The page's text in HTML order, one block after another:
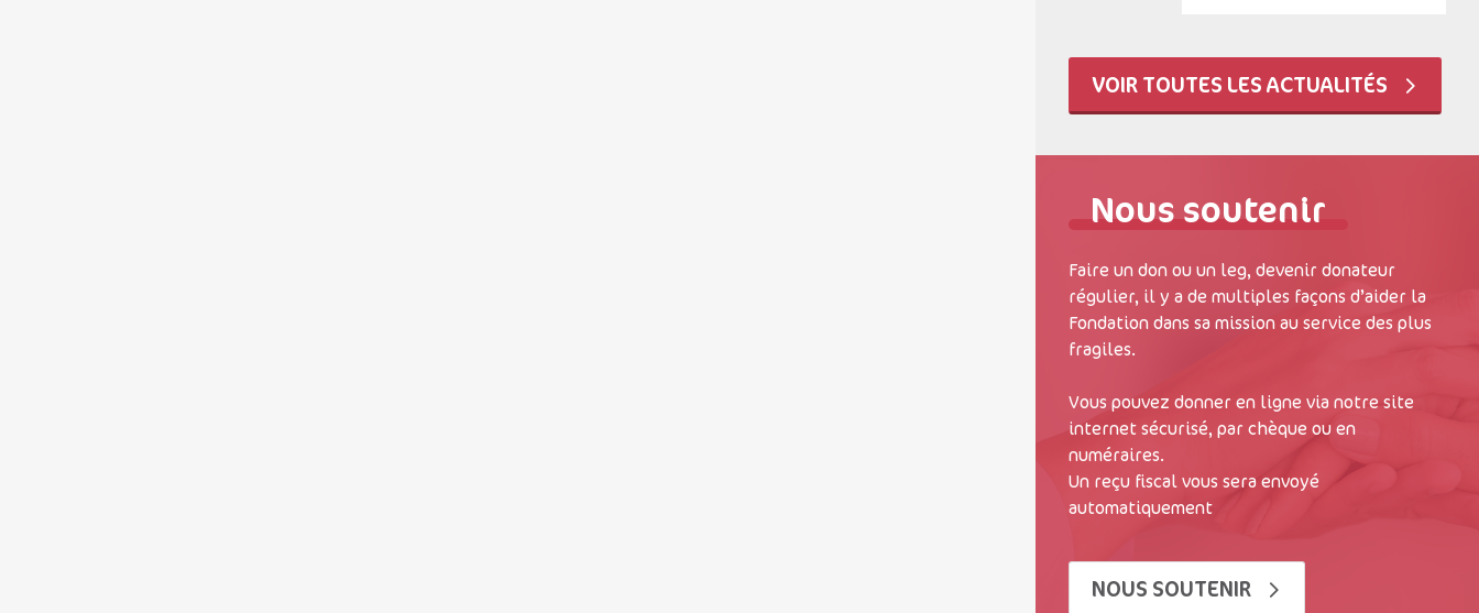
VOIR TOUTES LES ACTUALITÉS
Nous soutenir
Faire un don ou un leg, devenir donateur
régulier, il y a de multiples façons d’aider la
Fondation dans sa mission au service des plus
fragiles.
Vous pouvez donner en ligne via notre site
internet sécurisé, par chèque ou en
numéraires.
Un reçu fiscal vous sera envoyé
automatiquement
NOUS SOUTENIR